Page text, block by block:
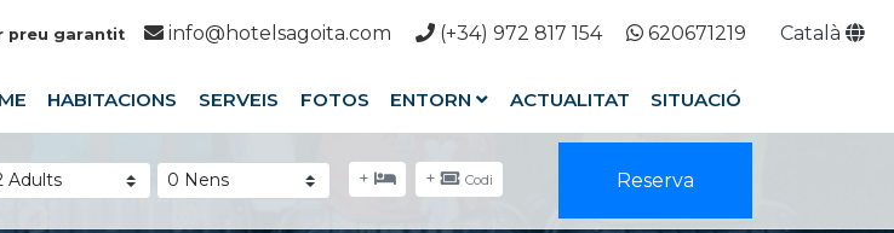
preu garantit info@hotelsagoita.com (+34) 972 817 154 620671219 Català
HABITACIONS SERVEIS FOTOS ENTORN ACTUALITAT SITUACIÓ
+ + Codi Reserva